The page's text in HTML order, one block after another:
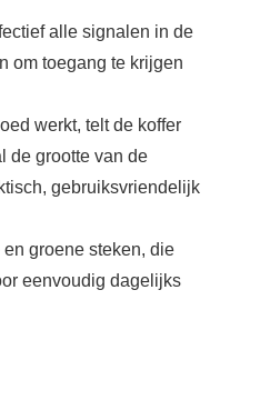
alle signalen in de
om toegang te krijgen
werkt, telt de koffer
de grootte van de
gebruiksvriendelijk
groene steken, die
eenvoudig dagelijks